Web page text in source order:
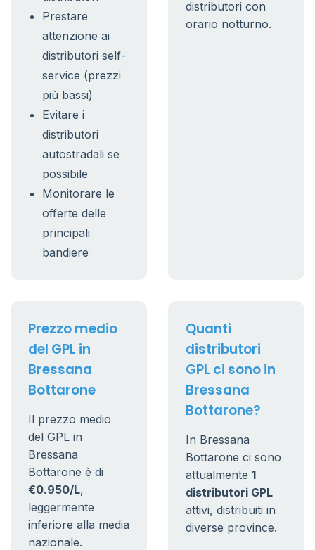
Prestare
attenzione ai
distributori self-
service (prezzi
più bassi)
Evitare i
distributori
autostradali se
possibile
Monitorare le
offerte delle
principali
bandiere
distributori con
orario notturno.
Prezzo medio
del GPL in
Bressana
Bottarone
Il prezzo medio
del GPL in
Bressana
Bottarone è di
€0.950/L,
leggermente
inferiore alla media
nazionale.
Quanti
distributori
GPL ci sono in
Bressana
Bottarone?
In Bressana
Bottarone ci sono
attualmente 1
distributori GPL
attivi, distribuiti in
diverse province.